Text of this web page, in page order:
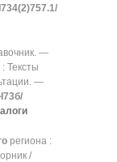
—
: Тексты
—
региона :
/